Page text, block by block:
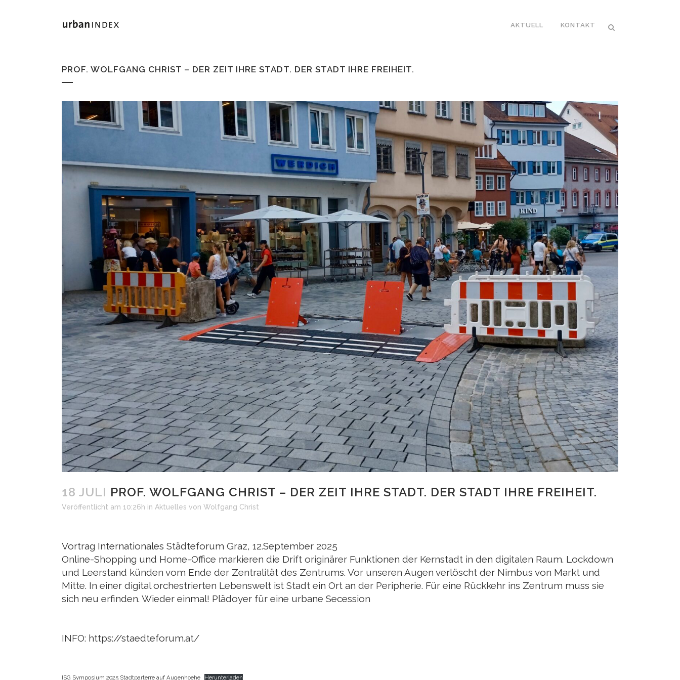
AKTUELL KONTAKT
PROF. WOLFGANG CHRIST – DER ZEIT IHRE STADT. DER STADT IHRE FREIHEIT.
18 JULI PROF. WOLFGANG CHRIST – DER ZEIT IHRE STADT. DER STADT IHRE FREIHEIT.
Veröffentlicht am 10:26h in Aktuelles von Wolfgang Christ
Vortrag Internationales Städteforum Graz, 12.September 2025
Online-Shopping und Home-Office markieren die Drift originärer Funktionen der Kernstadt in den digitalen Raum. Lockdown
und Leerstand künden vom Ende der Zentralität des Zentrums. Vor unseren Augen verlöscht der Nimbus von Markt und
Mitte. In einer digital orchestrierten Lebenswelt ist Stadt ein Ort an der Peripherie. Für eine Rückkehr ins Zentrum muss sie
sich neu erfinden. Wieder einmal! Plädoyer für eine urbane Secession
INFO: https://staedteforum.at/
ISG Symposium 2025 Stadtparterre auf Augenhoehe Herunterladen